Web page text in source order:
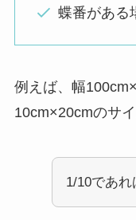
蝶番がある
例えば、幅
10cm×20cmのサ
1/10であ